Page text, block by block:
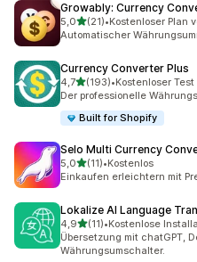
Growably: Currency
5,0von 5 Sternen
(21)
21 Rezensionen insgesamt
•Kostenloser Plan
Automatischer
Currency Converter Plus
4,7von 5 Sternen
(193)
193 Rezensionen insgesamt
•Kostenloser
Der professionelle
Built for Shopify
Selo Multi Currency
5,0von 5 Sternen
(11)
11 Rezensionen insgesamt
•Kostenlos
Einkaufen erleichtern mit
Lokalize AI Language
4,9von 5 Sternen
(11)
11 Rezensionen insgesamt
•Kostenlose
Übersetzung mit chatGPT,
Währungsumschalter.